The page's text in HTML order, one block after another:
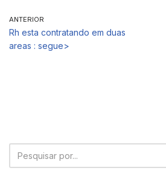
ANTERIOR
Rh esta contratando em duas
areas : segue>